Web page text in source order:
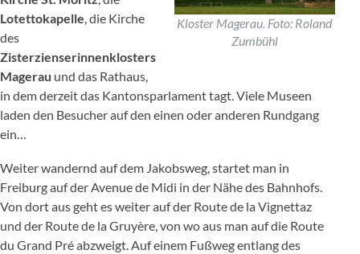
Kloster Magerau. Foto: Roland
Zumbühl
Lotettokapelle, die Kirche
des
Zisterzienserinnenklosters
Magerau und das Rathaus,
in dem derzeit das Kantonsparlament tagt. Viele Museen
laden den Besucher auf den einen oder anderen Rundgang
ein…
Weiter wandernd auf dem Jakobsweg, startet man in
Freiburg auf der Avenue de Midi in der Nähe des Bahnhofs.
Von dort aus geht es weiter auf der Route de la Vignettaz
und der Route de la Gruyère, von wo aus man auf die Route
du Grand Pré abzweigt. Auf einem Fußweg entlang des